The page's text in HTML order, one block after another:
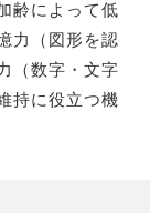
齢によって低
力（図形を認
（数字・文字
持に役立つ機